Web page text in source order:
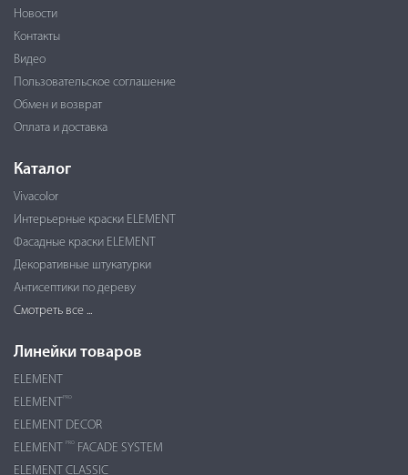
Новости
Контакты
Видео
Пользовательское соглашение
Обмен и возврат
Оплата и доставка
Каталог
Vivacolor
Интерьерные краски ELEMENT
Фасадные краски ELEMENT
Декоративные штукатурки
Антисептики по дереву
Смотреть все ...
Линейки товаров
ELEMENT
ELEMENT
PRO
ELEMENT DECOR
ELEMENT
PRO
FACADE SYSTEM
ELEMENT CLASSIC